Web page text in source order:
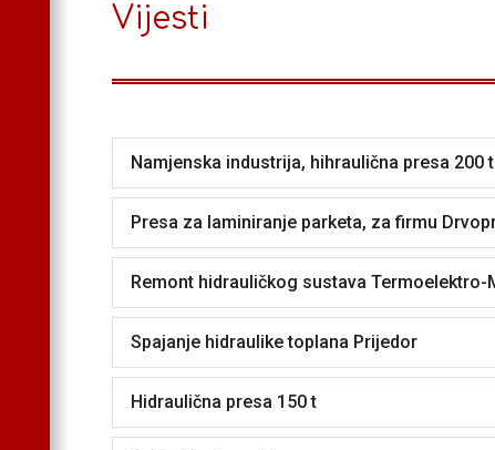
Vijesti
Namjenska industrija, hihraulična presa 200 t
Presa za laminiranje parketa, za firmu
Remont hidrauličkog sustava
Spajanje hidraulike toplana Prijedor
Hidraulična presa 150 t